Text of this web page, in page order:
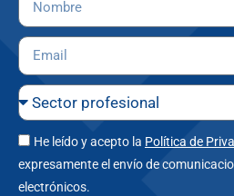
He leído y acepto la Política de
expresamente el envío de
electrónicos.